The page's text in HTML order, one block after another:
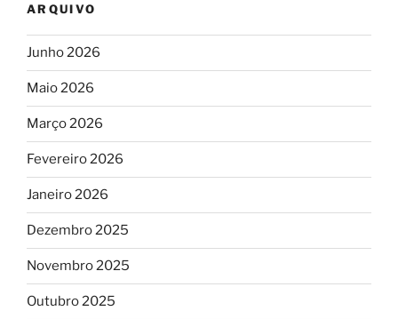
ARQUIVO
Junho 2026
Maio 2026
Março 2026
Fevereiro 2026
Janeiro 2026
Dezembro 2025
Novembro 2025
Outubro 2025